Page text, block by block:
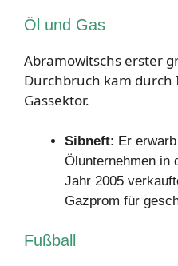
Öl und Gas
Abramowitschs erster
Durchbruch kam
Gassektor.
Sibneft: Er
Ölunternehmen in
Jahr 2005
Gazprom für
Fußball